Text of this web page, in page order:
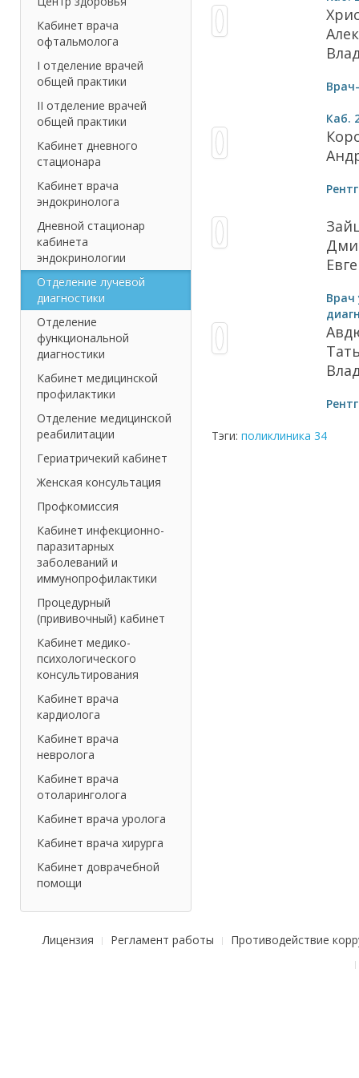
Каб.
Врач
Тэги: поликлиника 34
Кабинет врача
офтальмолога
I отделение врачей
общей практики
II отделение врачей
общей практики
Кабинет дневного
стационара
Кабинет врача
эндокринолога
Дневной стационар
кабинета
эндокринологии
Отделение лучевой
диагностики
Отделение
функциональной
диагностики
Кабинет медицинской
профилактики
Отделение медицинской
реабилитации
Гериатричекий кабинет
Женская консультация
Профкомиссия
Кабинет инфекционно-
паразитарных
заболеваний и
иммунопрофилактики
Процедурный
(прививочный) кабинет
Кабинет медико-
психологического
консультирования
Кабинет врача
кардиолога
Кабинет врача
невролога
Кабинет врача
отоларинголога
Кабинет врача уролога
Кабинет врача хирурга
Кабинет доврачебной
помощи
Лицензия Регламент работы Противодействие